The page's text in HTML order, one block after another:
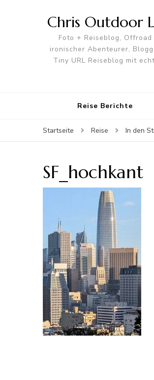
Chris Outdoor
Foto + Reiseblog,
ironischer Abenteurer,
Tiny URL Reiseblog mit
Reise Berichte
Startseite Reise In den
SF_hochkant